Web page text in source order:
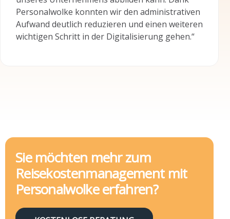
papierlose/elektronische Verwaltung und
Archivierung.”
Personalwolke konnten wir den administrativen
Aufwand deutlich reduzieren und einen weiteren
wichtigen Schritt in der Digitalisierung gehen.“
Zeitwirtschafts-Partner an unserer Seite zu
haben. Wir können Personalwolke in jeder
Hinsicht bestens empfehlen.“
Sie möchten mehr zum
Reisekostenmanagement mit
Personalwolke erfahren?